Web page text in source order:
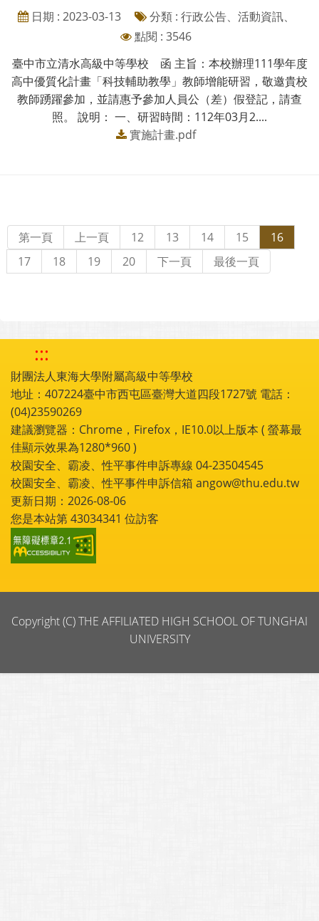
日期 : 2023-03-13
分類 : 行政公告、活動資訊、
點閱 : 3546
臺中市立清水高級中等學校 函 主旨：本校辦理111學年度
高中優質化計畫「科技輔助教學」教師增能研習，敬邀貴校
教師踴躍參加，並請惠予參加人員公（差）假登記，請查
照。 說明： 一、研習時間：112年03月2....
實施計畫.pdf
第一頁 上一頁 12 13 14 15
16
17
18 19 20 下一頁 最後一頁
:::
財團法人東海大學附屬高級中等學校
地址：407224臺中市西屯區臺灣大道四段1727號 電話：
(04)23590269
建議瀏覽器：Chrome，Firefox，IE10.0以上版本 ( 螢幕最
佳顯示效果為1280*960 )
校園安全、霸凌、性平事件申訴專線 04-23504545
校園安全、霸凌、性平事件申訴信箱 angow@thu.edu.tw
更新日期：2026-08-06
您是本站第43034341 位訪客
Copyright (C) THE AFFILIATED HIGH SCHOOL OF TUNGHAI
UNIVERSITY